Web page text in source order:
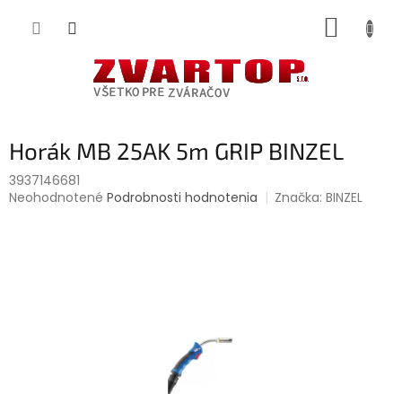
Horák MB 25AK 5m GRIP BINZEL
3937146681
Priemerné
Neohodnotené Podrobnosti hodnotenia Značka:BINZEL